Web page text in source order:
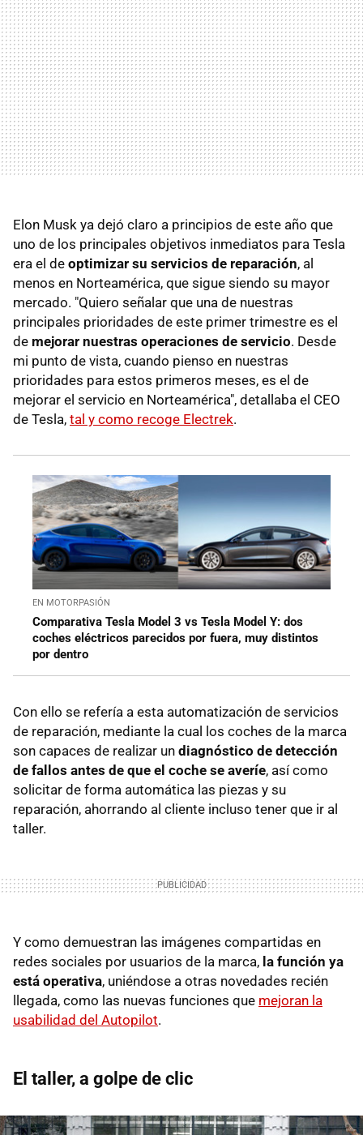
Elon Musk ya dejó claro a principios de este año que
uno de los principales objetivos inmediatos para Tesla
era el de optimizar su servicios de reparación, al
menos en Norteamérica, que sigue siendo su mayor
mercado. "Quiero señalar que una de nuestras
principales prioridades de este primer trimestre es el
de mejorar nuestras operaciones de servicio. Desde
mi punto de vista, cuando pienso en nuestras
prioridades para estos primeros meses, es el de
mejorar el servicio en Norteamérica", detallaba el CEO
de Tesla, tal y como recoge Electrek.
EN MOTORPASIÓN
Comparativa Tesla Model 3 vs Tesla Model Y: dos
coches eléctricos parecidos por fuera, muy distintos
por dentro
Con ello se refería a esta automatización de servicios
de reparación, mediante la cual los coches de la marca
son capaces de realizar un diagnóstico de detección
de fallos antes de que el coche se averíe, así como
solicitar de forma automática las piezas y su
reparación, ahorrando al cliente incluso tener que ir al
taller.
Y como demuestran las imágenes compartidas en
redes sociales por usuarios de la marca, la función ya
está operativa, uniéndose a otras novedades recién
llegada, como las nuevas funciones que mejoran la
usabilidad del Autopilot.
El taller, a golpe de clic